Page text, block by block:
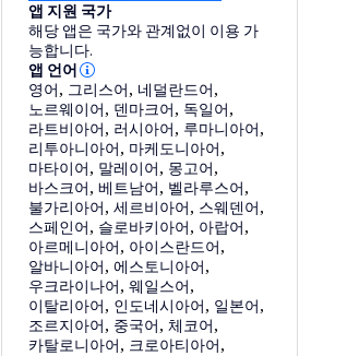
앱 지원 국가
해당 앱은 국가와 관계없이 이용 가
능합니다.
앱 언어
영어, 그리스어, 네덜란드어,
노르웨이어, 덴마크어, 독일어,
라트비아어, 러시아어, 루마니아어,
리투아니아어, 마케도니아어,
마타이어, 말레이어, 몽고어,
바스크어,베트남어, 벨라루스어,
불가리아어,세르비아어, 스웨덴어,
스페인어, 슬로바키아어, 아랍어,
아르메니아어, 아이스란드어,
알바니아어,에스토니아어,
우크라이나어,웨일스어,
이탈리아어, 인도네시아어, 일본어,
조르지아어, 중국어, 체코어,
카탈로니아어, 크로아티아어,